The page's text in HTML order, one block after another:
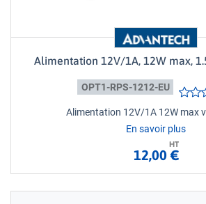
Alimentation 12V/1A, 12W max,
OPT1-RPS-1212-EU
Alimentation 12V/1A 12W max
En savoir plus
HT
12,00 €